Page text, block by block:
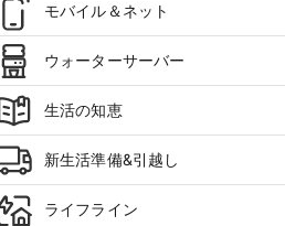
モバイル＆ネット
ウォーターサーバー
生活の知恵
新生活準備&引越し
ライフライン